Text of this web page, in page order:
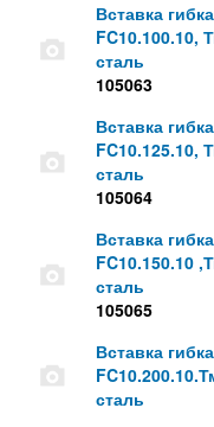
Вставка
FC10.100.10,
сталь
105063
Вставка
FC10.125.10,
сталь
105064
Вставка
FC10.150.10
сталь
105065
Вставка
сталь